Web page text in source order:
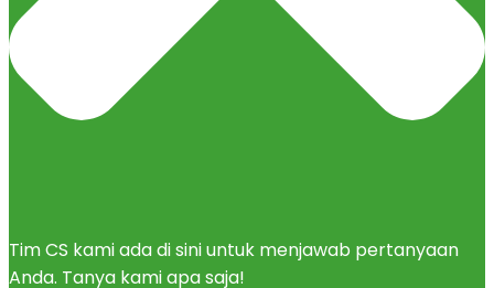
Tim CS kami ada di sini untuk menjawab pertanyaan
Anda. Tanya kami apa saja!